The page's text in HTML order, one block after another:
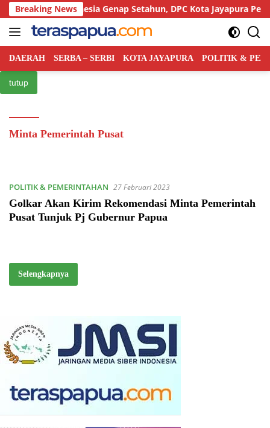
Langsung
ke
konten
Breaking News
Rakyat Indonesia Genap Setahun, DPC Kota Jayapura Perkuat
DAERAH SERBA – SERBI KOTA JAYAPURA POLITIK &
tutup
Minta Pemerintah Pusat
POLITIK & PEMERINTAHAN 27 Februari 2023
Golkar Akan Kirim Rekomendasi Minta Pemerintah
Pusat Tunjuk Pj Gubernur Papua
Selengkapnya